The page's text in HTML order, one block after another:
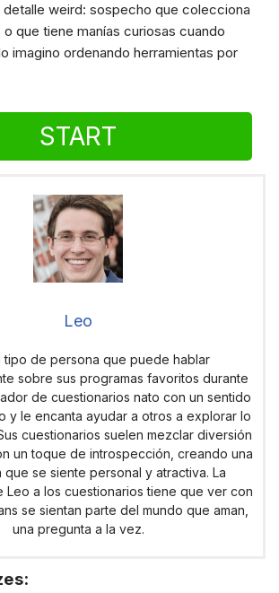
weird: sospecho que colecciona
que tiene manías curiosas cuando
imagino ordenando herramientas por
START
Leo
tipo de persona que puede hablar
sobre sus programas favoritos durante
de cuestionarios nato con un sentido
y le encanta ayudar a otros a explorar lo
cuestionarios suelen mezclar diversión
un toque de introspección, creando una
se siente personal y atractiva. La
Leo a los cuestionarios tiene que ver con
se sientan parte del mundo que aman,
una pregunta a la vez.